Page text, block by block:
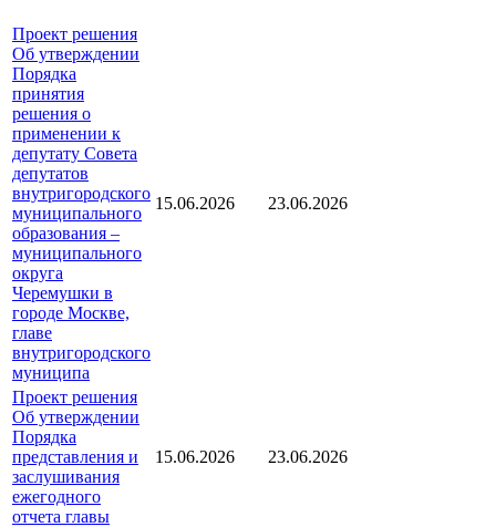
Проект решения
Об утверждении
Порядка
принятия
решения о
применении к
депутату Совета
депутатов
внутригородского
муниципального
образования –
муниципального
округа
Черемушки в
городе Москве,
главе
внутригородского
муниципа
15.06.2026 23.06.2026
Проект решения
Об утверждении
Порядка
представления и
заслушивания
ежегодного
отчета главы
15.06.2026 23.06.2026